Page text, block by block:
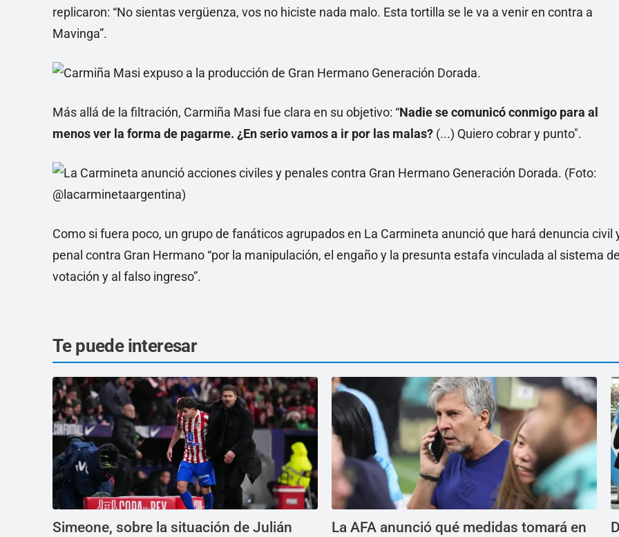
replicaron: “No sientas vergüenza, vos no hiciste nada malo. Esta tortilla se le va a venir en contra a
Mavinga”.
Más allá de la filtración, Carmiña Masi fue clara en su objetivo: “Nadie se comunicó conmigo para al
menos ver la forma de pagarme. ¿En serio vamos a ir por las malas? (...) Quiero cobrar y punto".
Como si fuera poco, un grupo de fanáticos agrupados en La Carmineta anunció que hará denuncia civil
penal contra Gran Hermano “por la manipulación, el engaño y la presunta estafa vinculada al sistema
votación y al falso ingreso”.
Te puede interesar
Simeone, sobre la situación de Julián
La AFA anunció qué medidas tomará en